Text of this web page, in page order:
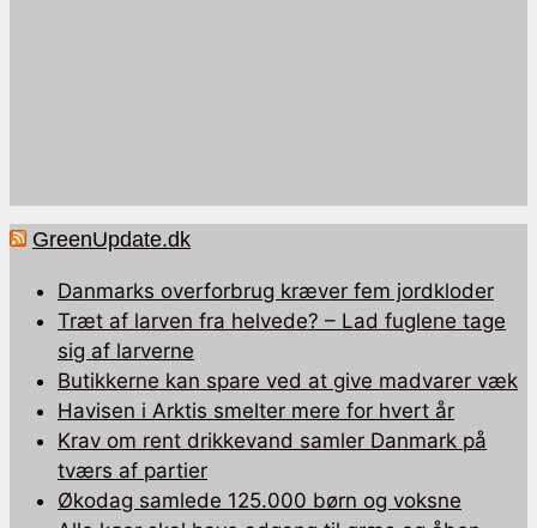
GreenUpdate.dk
Danmarks overforbrug kræver fem jordkloder
Træt af larven fra helvede? – Lad fuglene tage
sig af larverne
Butikkerne kan spare ved at give madvarer væk
Havisen i Arktis smelter mere for hvert år
Krav om rent drikkevand samler Danmark på
tværs af partier
Økodag samlede 125.000 børn og voksne